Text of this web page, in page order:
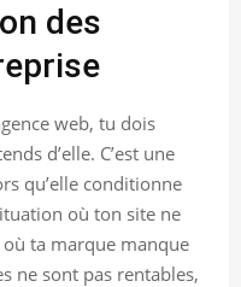
des
web, tu dois
d’elle. C’est une
qu’elle conditionne
où ton site ne
où ta marque manque
ne sont pas rentables,